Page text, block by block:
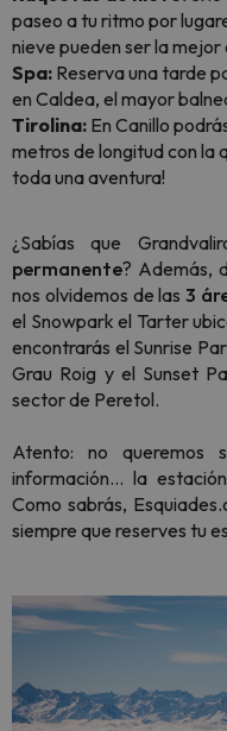
paseo a tu ritmo por
nieve pueden ser la mejor
Spa: Reserva una tarde
en Caldea, el mayor
Tirolina: En Canillo
metros de longitud con la
toda una aventura!
¿Sabías que
permanente? Además,
nos olvidemos de las3
el Snowpark el Tarter
encontrarás el Sunrise
Grau Roig y el Sunset
sector de Peretol.
Atento: no queremos
información... la
Como sabrás,
siempre que reserves tu